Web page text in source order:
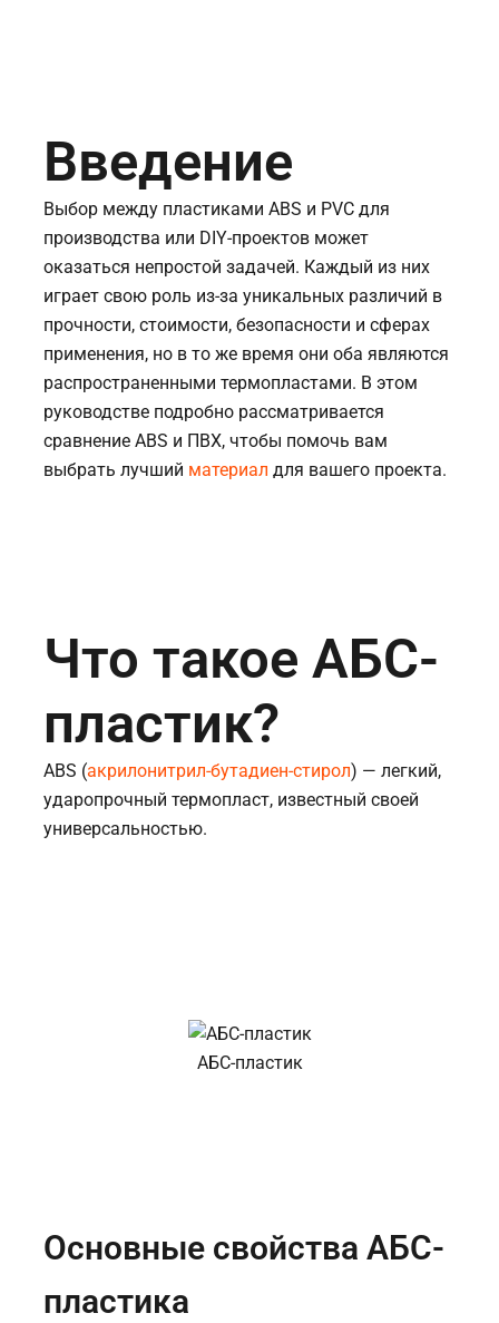
Введение
Выбор между пластиками ABS и PVC для
производства или DIY-проектов может
оказаться непростой задачей. Каждый из них
играет свою роль из-за уникальных различий в
прочности, стоимости, безопасности и сферах
применения, но в то же время они оба являются
распространенными термопластами. В этом
руководстве подробно рассматривается
сравнение ABS и ПВХ, чтобы помочь вам
выбрать лучший материал для вашего проекта.
Что такое АБС-
пластик?
ABS (акрилонитрил-бутадиен-стирол) — легкий,
ударопрочный термопласт, известный своей
универсальностью.
АБС-пластик
Основные свойства АБС-
пластика